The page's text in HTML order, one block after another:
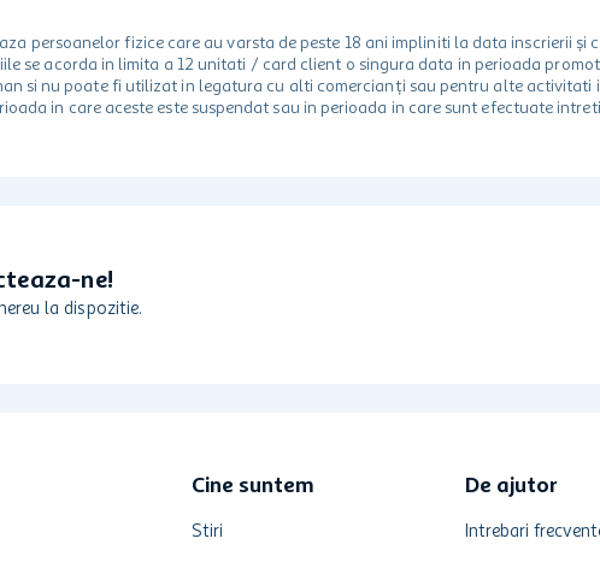
persoanelor fizice care au varsta de peste 18 ani impliniti la data inscrierii
se acorda in limita a 12 unitati / card client o singura data in perioada
si nu poate fi utilizat in legatura cu alti comercianți sau pentru alte activitati
in care aceste este suspendat sau in perioada in care sunt efectuate
ne!
la dispozitie.
Cine suntem
Stiri
De ajutor
Intrebari